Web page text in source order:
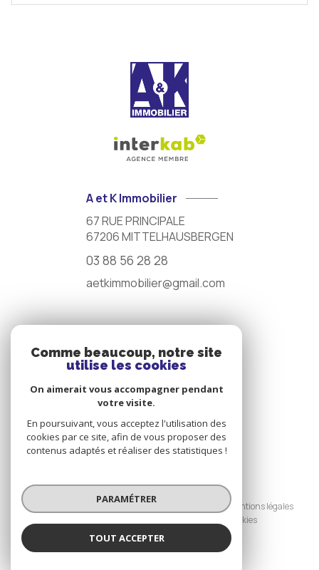
A et K Immobilier
67 RUE PRINCIPALE
67206MITTELHAUSBERGEN
03 88 56 28 28
aetkimmobilier@gmail.com
Nous suivre
© 2026 | Tous droits réservés
Nos honoraires
Nos partenaires
Mentions légales
Cookies
Comme beaucoup, notre site
utilise les cookies
On aimerait vous accompagner pendant
votre visite.
En poursuivant, vous acceptez l'utilisation des
cookies par ce site, afin de vous proposer des
contenus adaptés et réaliser des statistiques !
PARAMÉTRER
TOUT ACCEPTER